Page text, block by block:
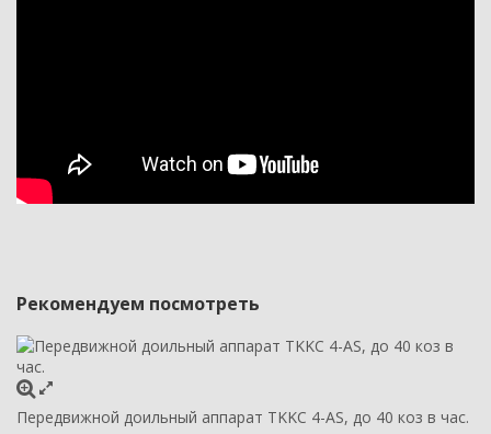
Рекомендуем посмотреть
Передвижной доильный аппарат TKKC 4-AS, до 40 коз в час.